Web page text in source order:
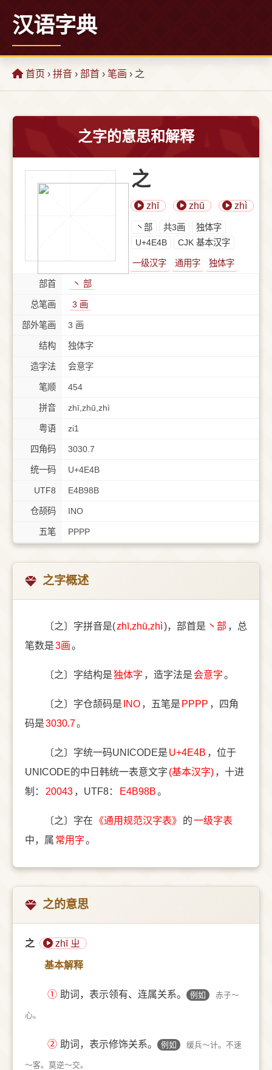
汉语字典
首页 › 拼音 › 部首 › 笔画 › 之
之字的意思和解释
之
zhī zhū zhì
⼂部 共3画
独体字
U+4E4B
CJK 基本汉字
一级汉字 通用字 独体字
部首 ⼂ 部
总笔画 3 画
部外笔画 3 画
结构 独体字
造字法 会意字
笔顺 454
拼音 zhī,zhū,zhì
粤语 zi1
四角码 3030.7
统一码 U+4E4B
UTF8 E4B98B
仓颉码 INO
五笔 PPPP
之字概述
〔之〕字拼音是(zhī,zhū,zhì)，部首是 ⼂部 ，总
笔数是3画。
〔之〕字结构是独体字 ，造字法是 会意字。
〔之〕字仓颉码是 INO ，五笔是 PPPP ，四角
码是3030.7。
〔之〕字统一码UNICODE是 U+4E4B ，位于
UNICODE的中日韩统一表意文字 (基本汉字) ，十进
制：
20043 ，UTF8： E4B98B。
〔之〕字在 《通用规范汉字表》 的一级字表
中，属 常用字。
之的意思
之 zhī ㄓ
基本解释
① 助词，表示领有、连属关系。 例如 赤子～
心。
② 助词，表示修饰关系。 例如 缓兵～计。不速
～客。莫逆～交。